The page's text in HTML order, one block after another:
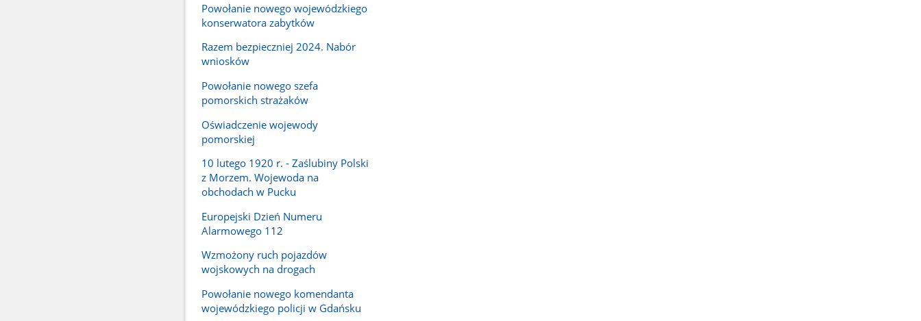
Powołanie nowego wojewódzkiego
konserwatora zabytków
Razem bezpieczniej 2024. Nabór
wniosków
Powołanie nowego szefa
pomorskich strażaków
Oświadczenie wojewody
pomorskiej
10 lutego 1920 r. - Zaślubiny Polski
z Morzem. Wojewoda na
obchodach w Pucku
Europejski Dzień Numeru
Alarmowego 112
Wzmożony ruch pojazdów
wojskowych na drogach
Powołanie nowego komendanta
wojewódzkiego policji w Gdańsku